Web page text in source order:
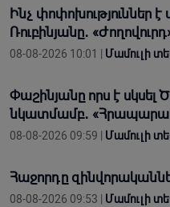
Ինչ փոփոխություններ է
Ռուբինյանը․
08-08-2026 10:01 | Մամուլի
Փաշինյանը որս է սկսել
նկատմամբ․
08-08-2026 09:59 | Մամուլի
Հաջորդը
08-08-2026 09:53 | Մամուլի